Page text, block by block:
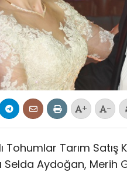
+ -
Tohumlar Tarım Satış
Selda Aydoğan,